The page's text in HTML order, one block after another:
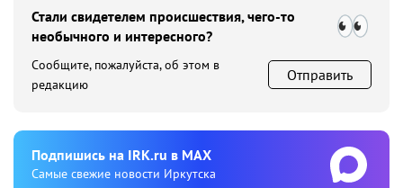
Стали свидетелем происшествия, чего-то
необычного и интересного?
Сообщите, пожалуйста, об этом в
редакцию
Отправить
Подпишиcь на IRK.ru в MAX
Cамые свежие новости Иркутска